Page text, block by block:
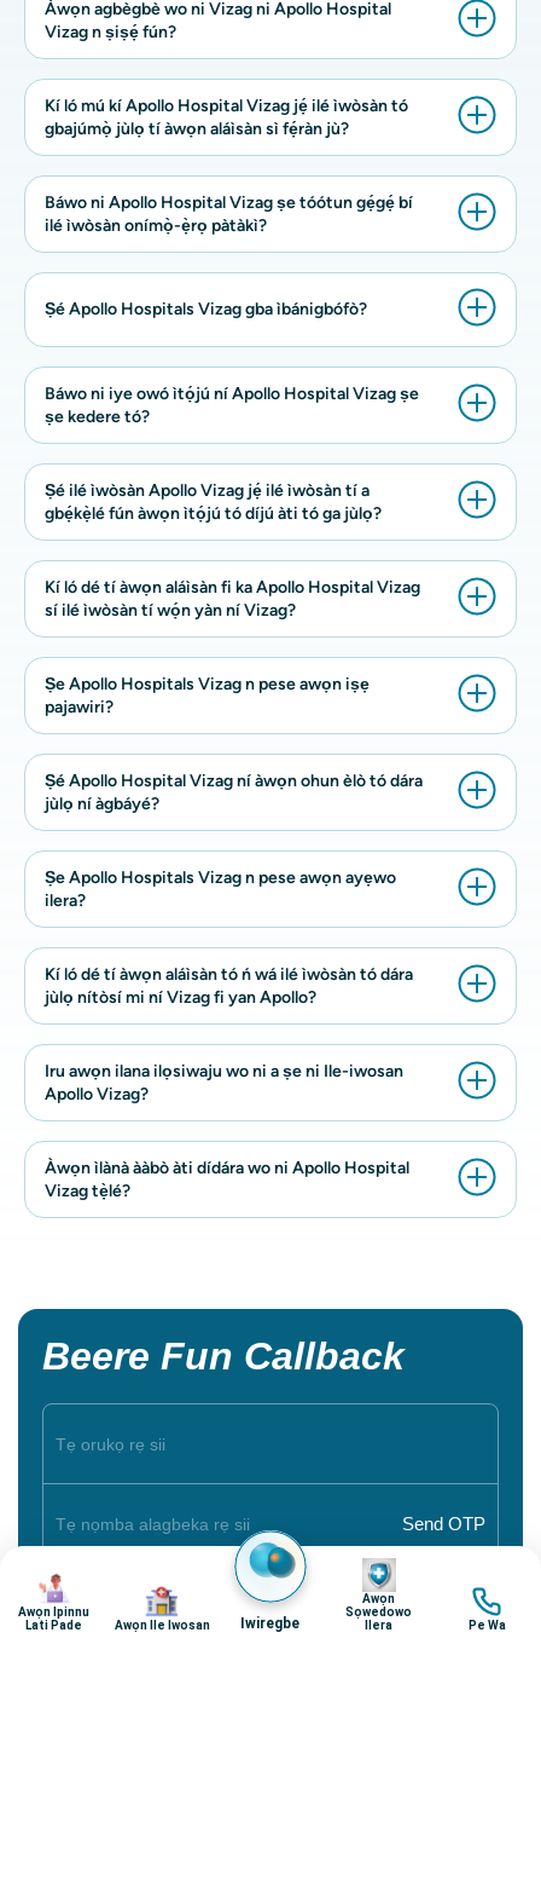
aworan
Awọn Ipinnu
Lati Pade
aworan
Awọn Ile Iwosan Iwiregbe
aworan
Awọn
Sọwedowo
Ilera
aworan
Pe Wa
Àwọn agbègbè wo ni Vizag ni Apollo Hospital
Vizag n ṣiṣẹ́ fún?
Kí ló mú kí Apollo Hospital Vizag jẹ́ ilé ìwòsàn tó
gbajúmọ̀ jùlọ tí àwọn aláìsàn sì fẹ́ràn jù?
Báwo ni Apollo Hospital Vizag ṣe tóótun gẹ́gẹ́ bí
ilé ìwòsàn onímọ̀-ẹ̀rọ pàtàkì?
Ṣé Apollo Hospitals Vizag gba ìbánigbófò?
Báwo ni iye owó ìtọ́jú ní Apollo Hospital Vizag ṣe
ṣe kedere tó?
Ṣé ilé ìwòsàn Apollo Vizag jẹ́ ilé ìwòsàn tí a
gbẹ́kẹ̀lé fún àwọn ìtọ́jú tó díjú àti tó ga jùlọ?
Kí ló dé tí àwọn aláìsàn fi ka Apollo Hospital Vizag
sí ilé ìwòsàn tí wọ́n yàn ní Vizag?
Ṣe Apollo Hospitals Vizag n pese awọn iṣẹ
pajawiri?
Ṣé Apollo Hospital Vizag ní àwọn ohun èlò tó dára
jùlọ ní àgbáyé?
Ṣe Apollo Hospitals Vizag n pese awọn ayẹwo
ilera?
Kí ló dé tí àwọn aláìsàn tó ń wá ilé ìwòsàn tó dára
jùlọ nítòsí mi ní Vizag fi yan Apollo?
Iru awọn ilana ilọsiwaju wo ni a ṣe ni Ile-iwosan
Apollo Vizag?
Àwọn ìlànà ààbò àti dídára wo ni Apollo Hospital
Vizag tẹ̀lé?
Beere Fun Callback